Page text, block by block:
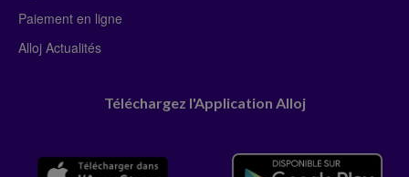
Paiement en ligne
Alloj Actualités
Téléchargez l'Application Alloj